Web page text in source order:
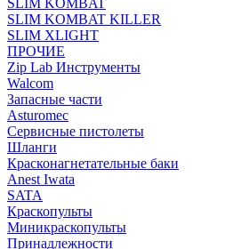
SLIM KOMBAT
SLIM KOMBAT KILLER
SLIM XLIGHT
ПРОЧИЕ
Zip Lab Инструменты
Walсom
Запасные части
Asturomec
Сервисные пистолеты
Шланги
Красконагнетательные баки
Anest Iwata
SATA
Краскопульты
Миникраскопульты
Принадлежности